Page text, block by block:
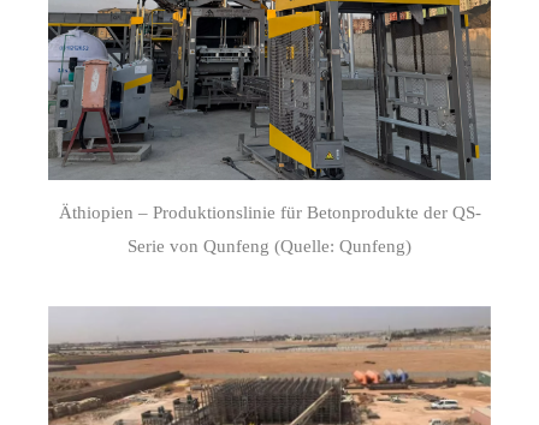
Äthiopien – Produktionslinie für Betonprodukte der QS-
Serie von Qunfeng (Quelle: Qunfeng)